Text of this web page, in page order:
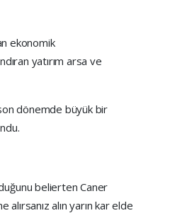
ekonomik
yatırım arsa ve
dönemde büyük bir
belierten Caner
alın yarın kar elde